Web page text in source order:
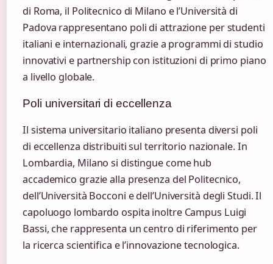
di Roma, il Politecnico di Milano e l’Università di
Padova rappresentano poli di attrazione per studenti
italiani e internazionali, grazie a programmi di studio
innovativi e partnership con istituzioni di primo piano
a livello globale.
Poli universitari di eccellenza
Il sistema universitario italiano presenta diversi poli
di eccellenza distribuiti sul territorio nazionale. In
Lombardia, Milano si distingue come hub
accademico grazie alla presenza del Politecnico,
dell’Università Bocconi e dell’Università degli Studi. Il
capoluogo lombardo ospita inoltre Campus Luigi
Bassi, che rappresenta un centro di riferimento per
la ricerca scientifica e l’innovazione tecnologica.